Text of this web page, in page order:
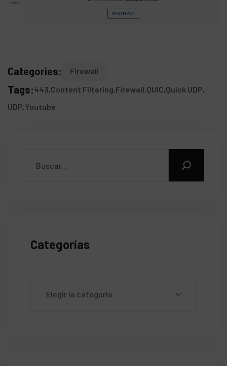
Categories: Firewall
Tags:443 Content Filtering Firewall QUIC Quick UDP
UDP Youtube
Categorías